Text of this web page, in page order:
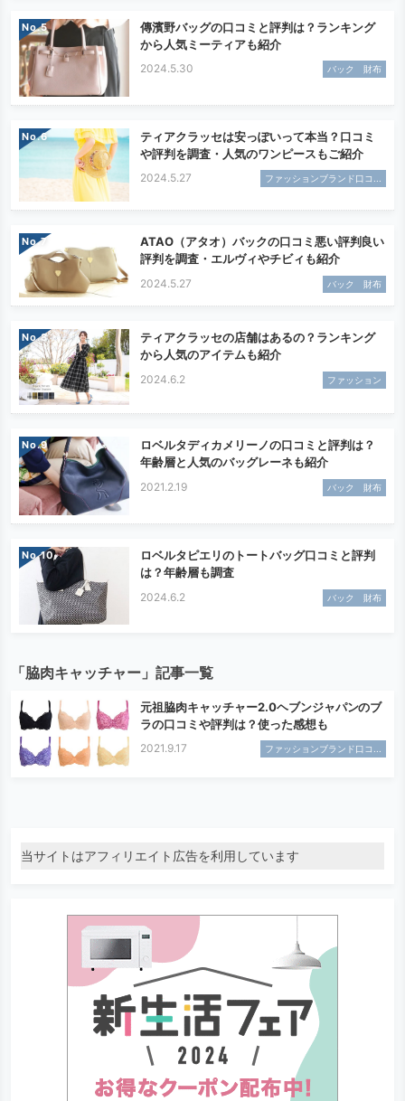
No.
傳濱野バッグの口コミと評判は？ランキング
から人気ミーティアも紹介
2024.5.30 バック 財布
No.
ティアクラッセは安っぽいって本当？口コミ
や評判を調査・人気のワンピースもご紹介
2024.5.27 ファッションブランド口コ...
No.
ATAO（アタオ）バックの口コミ悪い評判良い
評判を調査・エルヴィやチビィも紹介
2024.5.27 バック 財布
No.
ティアクラッセの店舗はあるの？ランキング
から人気のアイテムも紹介
2024.6.2 ファッション
No.
ロベルタディカメリーノの口コミと評判は？
年齢層と人気のバッグレーネも紹介
2021.2.19 バック 財布
No.
ロベルタピエリのトートバッグ口コミと評判
は？年齢層も調査
2024.6.2 バック 財布
「脇肉キャッチャー」記事一覧
元祖脇肉キャッチャー2.0ヘブンジャパンのブ
ラの口コミや評判は？使った感想も
2021.9.17 ファッションブランド口コ...
当サイトはアフィリエイト広告を利用しています